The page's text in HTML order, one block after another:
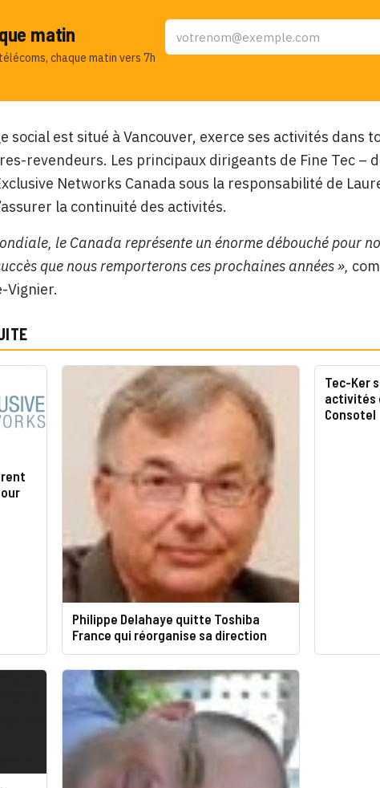
matin
chaque matin vers 7h
social est situé à Vancouver, exerce ses activités dans
revendeurs. Les principaux dirigeants de Fine Tec –
Networks Canada sous la responsabilité de
la continuité des activités.
le Canada représente un énorme débouché pour
que nous remporterons ces prochaines années »,
Vignier.
Philippe Delahaye quitte Toshiba
France qui réorganise sa direction
Tec-Ker
activités
Consotel